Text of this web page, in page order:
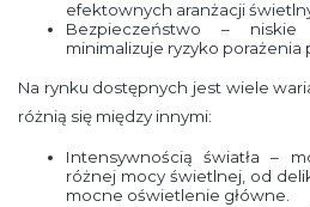
efektownych aranżacji
Bezpieczeństwo – niskie
minimalizuje ryzyko porażenia
Na rynku dostępnych jest wiele
różnią się między innymi:
Intensywnością światła –
różnej mocy świetlnej, od
mocne oświetlenie główne.